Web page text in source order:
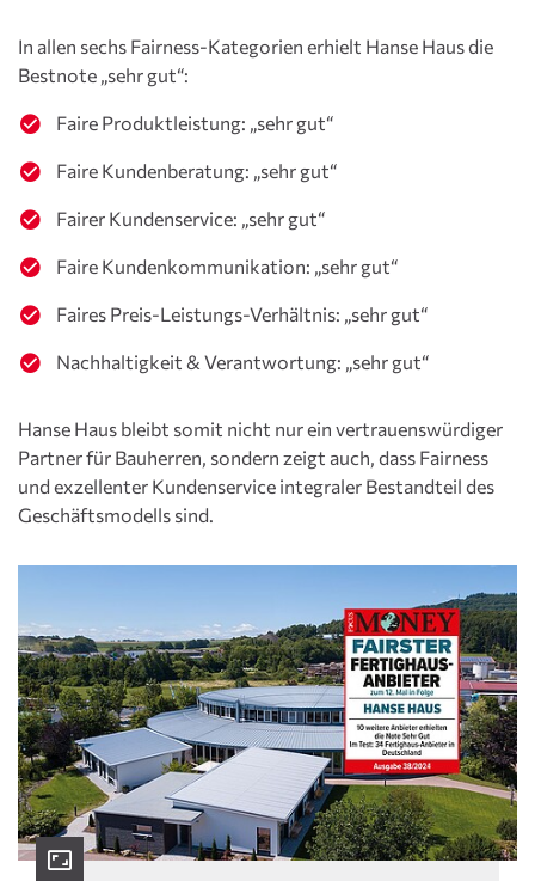
In allen sechs Fairness-Kategorien erhielt Hanse Haus die
Bestnote „sehr gut“:
Faire Produktleistung: „sehr gut“
Faire Kundenberatung: „sehr gut“
Fairer Kundenservice: „sehr gut“
Faire Kundenkommunikation: „sehr gut“
Faires Preis-Leistungs-Verhältnis: „sehr gut“
Nachhaltigkeit & Verantwortung: „sehr gut“
Hanse Haus bleibt somit nicht nur ein vertrauenswürdiger
Partner für Bauherren, sondern zeigt auch, dass Fairness
und exzellenter Kundenservice integraler Bestandteil des
Geschäftsmodells sind.